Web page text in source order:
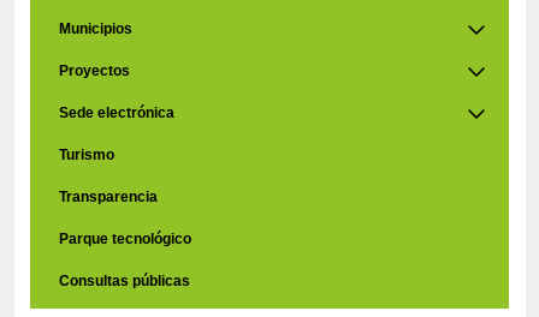
Municipios
Proyectos
Sede electrónica
Turismo
Transparencia
Parque tecnológico
Consultas públicas